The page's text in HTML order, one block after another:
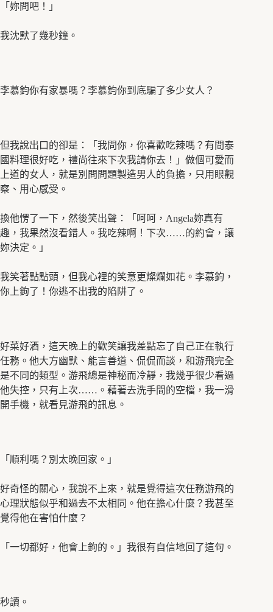
「妳問吧！」
我沈默了幾秒鐘。
李慕鈞你有家暴嗎？李慕鈞你到底騙了多少女人？
但我說出口的卻是：「我問你，你喜歡吃辣嗎？有間泰
國料理很好吃，禮尚往來下次我請你去！」做個可愛而
上道的女人，就是別問問題製造男人的負擔，只用眼觀
察、用心感受。
換他愣了一下，然後笑出聲：「呵呵，Angela妳真有
趣，我果然沒看錯人。我吃辣啊！下次……的約會，讓
妳決定。」
我笑著點點頭，但我心裡的笑意更燦爛如花。李慕鈞，
你上鉤了！你逃不出我的陷阱了。
好菜好酒，這天晚上的歡笑讓我差點忘了自己正在執行
任務。他大方幽默、能言善道、侃侃而談，和游飛完全
是不同的類型。游飛總是神秘而冷靜，我幾乎很少看過
他失控，只有上次……。藉著去洗手間的空檔，我一滑
開手機，就看見游飛的訊息。
「順利嗎？別太晚回家。」
好奇怪的關心，我說不上來，就是覺得這次任務游飛的
心理狀態似乎和過去不太相同。他在擔心什麼？我甚至
覺得他在害怕什麼？
「一切都好，他會上鉤的。」我很有自信地回了這句。
秒讀。